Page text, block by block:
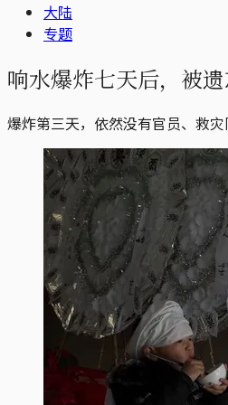
大陆
专题
响水爆炸七天后，被
爆炸第三天，依然没有官员、救